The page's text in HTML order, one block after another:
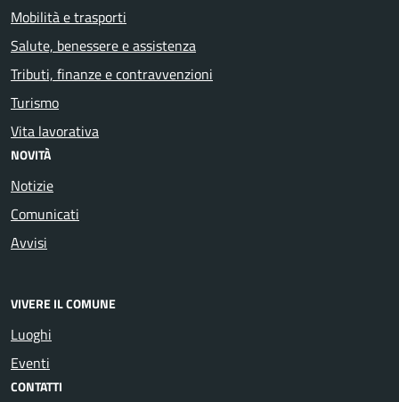
Mobilità e trasporti
Salute, benessere e assistenza
Tributi, finanze e contravvenzioni
Turismo
Vita lavorativa
NOVITÀ
Notizie
Comunicati
Avvisi
VIVERE IL COMUNE
Luoghi
Eventi
CONTATTI